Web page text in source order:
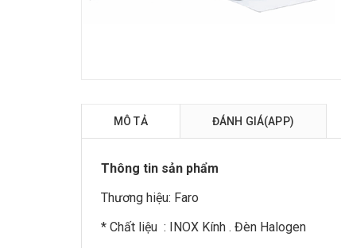
MÔ TẢ ĐÁNH GIÁ(APP)
Thông tin sản phẩm
Thương hiệu: Faro
* Chất liệu : INOX Kính . Đèn Halogen